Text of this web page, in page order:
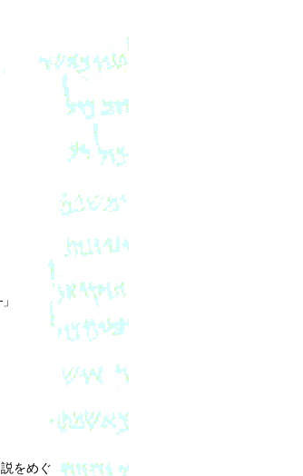
をめぐ